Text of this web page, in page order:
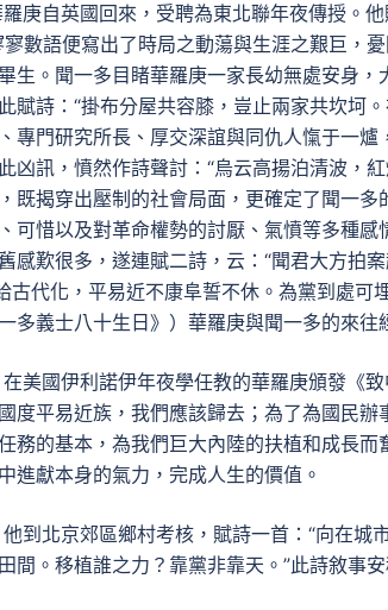
庚自英國回來，受聘為東北聯年夜傳授。
寥數語便寫出了時局之動蕩與生涯之艱巨，
生。聞一多目睹華羅庚一家長幼無處安身
賦詩：“掛布分屋共容膝，豈止兩家共坎坷
專門研究所長、厚交深誼與同仇人愾于一
凶訊，憤然作詩聲討：“烏云高揚泊清波，
既揭穿出壓制的社會局面，更確定了聞一
可惜以及對革命權勢的討厭、氣憤等多種
感歎很多，遂連賦二詩，云：“聞君大方拍
古代化，平易近不康阜誓不休。為黨到處
義士八十生日》）華羅庚與聞一多的來往
美國伊利諾伊年夜學任教的華羅庚頒發《
度平易近族，我們應該歸去；為了為國民
務的基本，為我們巨大內陸的扶植和成長
進獻本身的氣力，完成人生的價值。
到北京郊區鄉村考核，賦詩一首：“向在
間。移植誰之力？靠黨非靠天。”此詩敘事